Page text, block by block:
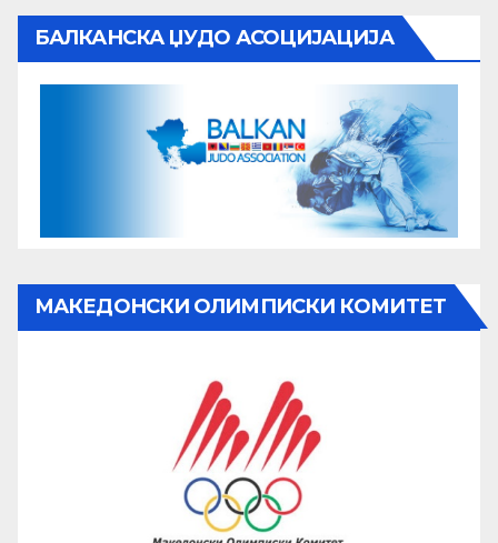
БАЛКАНСКА ЏУДО АСОЦИЈАЦИЈА
МАКЕДОНСКИ ОЛИМПИСКИ КОМИТЕТ